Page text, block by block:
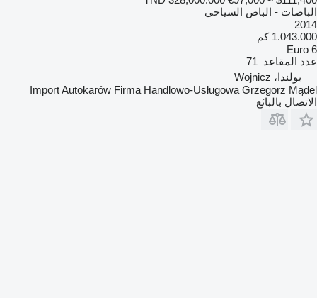
الباصات - الباص السياحي
2014
1.043.000 كم
Euro 6
عدد المقاعد 71
بولندا، Wojnicz
Import Autokarów Firma Handlowo-Usługowa Grzegorz Mądel
الاتصال بالبائع